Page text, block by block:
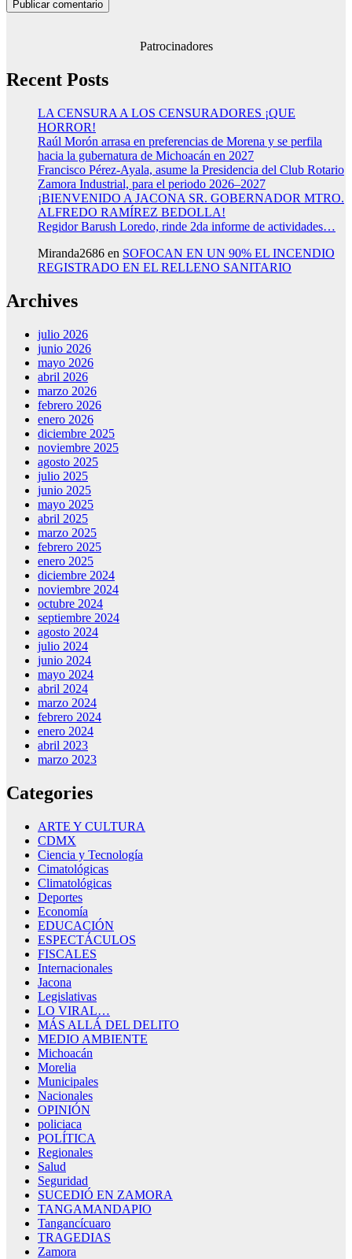
Patrocinadores
Recent Posts
LA CENSURA A LOS CENSURADORES ¡QUE
HORROR!
Raúl Morón arrasa en preferencias de Morena y se perfila
hacia la gubernatura de Michoacán en 2027
Francisco Pérez-Ayala, asume la Presidencia del Club Rotario
Zamora Industrial, para el periodo 2026–2027
¡BIENVENIDO A JACONA SR. GOBERNADOR MTRO.
ALFREDO RAMÍREZ BEDOLLA!
Regidor Barush Loredo, rinde 2da informe de actividades…
Miranda2686 en SOFOCAN EN UN 90% EL INCENDIO
REGISTRADO EN EL RELLENO SANITARIO
Archives
julio 2026
junio 2026
mayo 2026
abril 2026
marzo 2026
febrero 2026
enero 2026
diciembre 2025
noviembre 2025
agosto 2025
julio 2025
junio 2025
mayo 2025
abril 2025
marzo 2025
febrero 2025
enero 2025
diciembre 2024
noviembre 2024
octubre 2024
septiembre 2024
agosto 2024
julio 2024
junio 2024
mayo 2024
abril 2024
marzo 2024
febrero 2024
enero 2024
abril 2023
marzo 2023
Categories
ARTE Y CULTURA
CDMX
Ciencia y Tecnología
Cimatológicas
Climatológicas
Deportes
Economía
EDUCACIÓN
ESPECTÁCULOS
FISCALES
Internacionales
Jacona
Legislativas
LO VIRAL…
MÁS ALLÁ DEL DELITO
MEDIO AMBIENTE
Michoacán
Morelia
Municipales
Nacionales
OPINIÓN
policiaca
POLÍTICA
Regionales
Salud
Seguridad
SUCEDIÓ EN ZAMORA
TANGAMANDAPIO
Tangancícuaro
TRAGEDIAS
Zamora